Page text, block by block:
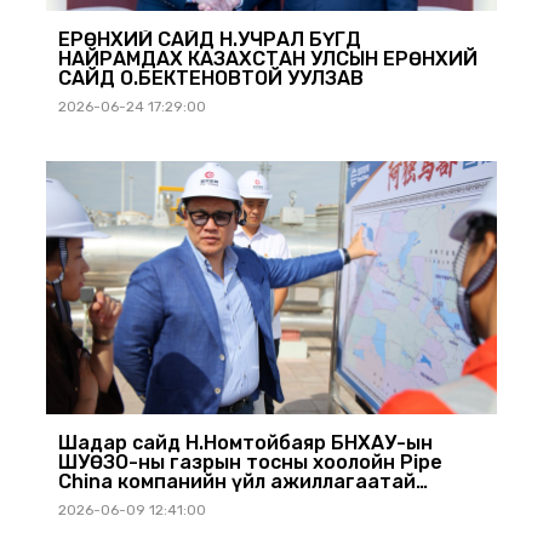
ЕРӨНХИЙ САЙД Н.УЧРАЛ БҮГД
НАЙРАМДАХ КАЗАХСТАН УЛСЫН ЕРӨНХИЙ
САЙД О.БЕКТЕНОВТОЙ УУЛЗАВ
2026-06-24 17:29:00
Шадар сайд Н.Номтойбаяр БНХАУ-ын
ШУӨЗО-ны газрын тосны хоолойн Pipe
China компанийн үйл ажиллагаатай
танилцлаа
2026-06-09 12:41:00